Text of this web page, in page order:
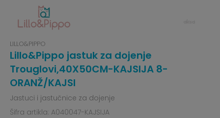
LILLO&PIPPO
Lillo&Pippo jastuk za dojenje
Trouglovi,40X50CM-KAJSIJA 8-
ORANŽ/KAJSI
Jastuci i jastučnice za dojenje
Šifra artikla: A040047-KAJSIJA